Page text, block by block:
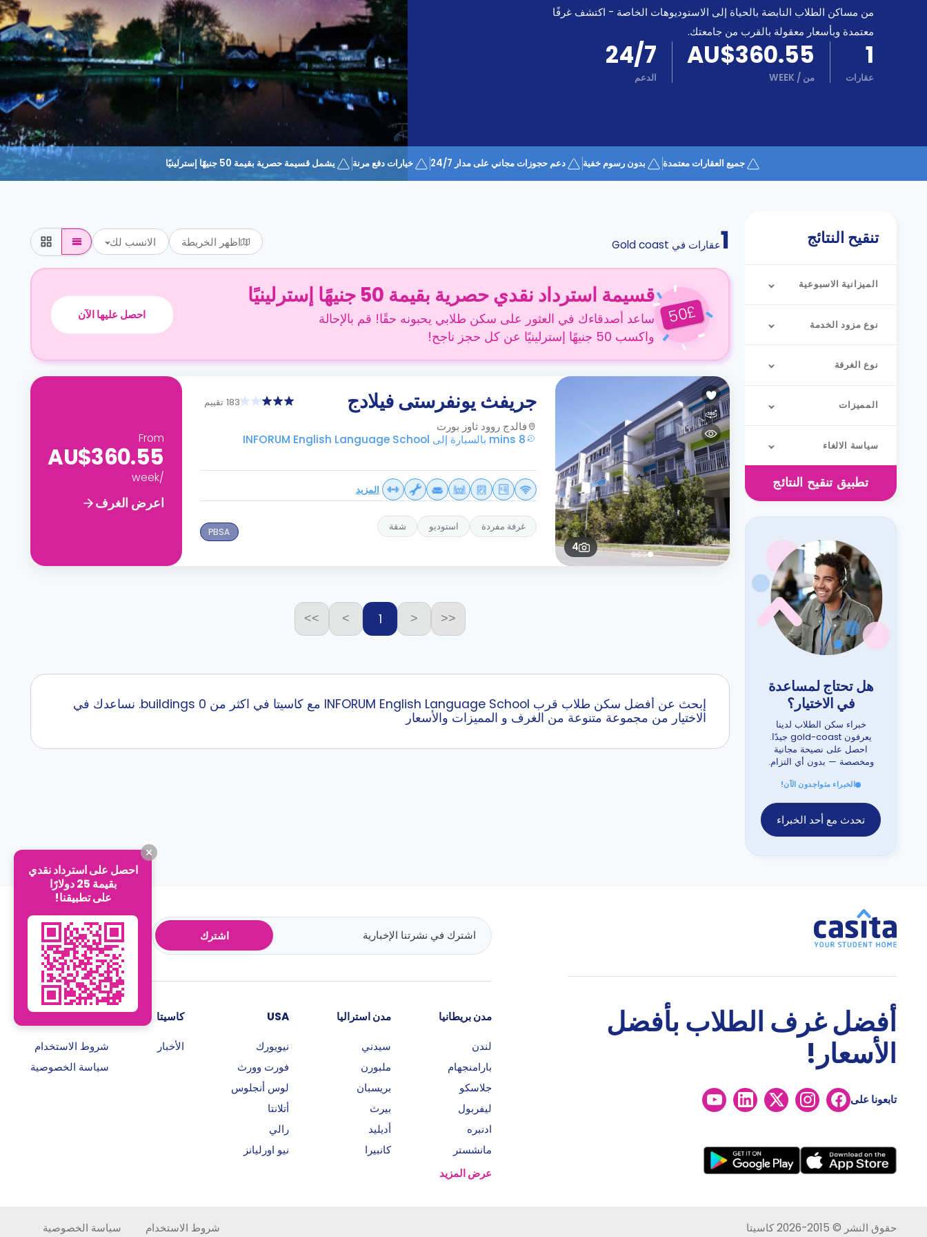
المساعدة
تعمل؟
من مساكن الطلاب النابضة بالحياة إلى الاستوديوهات الخاصة - اكتشف غرفًا
معتمدة وبأسعار معقولة بالقرب من جامعتك.
1
عقارات
AU$360.55
من /
WEEK
24/7
الدعم
جميع العقارات معتمدة بدون رسوم خفية دعم حجوزات مجاني على مدار 24/7 خيارات دفع مرنة يشمل قسيمة حصرية بقيمة 50 جنيهًا إسترلينيًا
تنقيح النتائج
الميزانية الاسبوعية
نوع مزود الخدمة
نوع الغرفة
المميزات
سياسة الالغاء
تطبيق تنقيح النتائج
هل تحتاج لمساعدة
في الاختيار؟
خبراء سكن الطلاب لدينا
يعرفون gold-coast جيدًا.
احصل على نصيحة مجانية
ومخصصة — بدون أي التزام.
الخبراء متواجدون الآن!
تحدث مع أحد الخبراء
1عقارات في Gold coast اظهر الخريطة الانسب لك
£
50
قسيمة استرداد نقدي حصرية بقيمة 50 جنيهًا إسترلينيًا
ساعد أصدقاءك في العثور على سكن طلابي يحبونه حقًا! قم بالإحالة
واكسب 50 جنيهًا إسترلينيًا عن كل حجز ناجح!
احصل عليها الآن
4
جريفث يونفرستى فيلادج 183 تقييم
فالدج روود ثاوز بورت
8 mins بالسيارة إلى INFORUM English Language School
المزيد
غرفة مفردة استوديو شقة PBSA
From
AU$360.55
/week
اعرض الغرف
<<
<
1
>
>>
إبحث عن أفضل سكن طلاب قرب INFORUM English Language School مع كاسيتا في اكثر من 0 buildings. نساعدك في
الاختيار من مجموعة متنوعة من الغرف و المميزات والأسعار
اشترك
أفضل غرف الطلاب بأفضل
الأسعار!
تابعونا على
مدن بريطانيا
لندن
بارامنجهام
جلاسكو
ليفربول
ادنبره
مانشستر
عرض المزيد
مدن استراليا
سيدني
ملبورن
بريسبان
بيرث
أديليد
كانبيرا
USA
نيويورك
فورت وورث
لوس أنجلوس
أتلانتا
رالي
نيو اورليانز
كاسيتا
الأخبار
روابط هامة
شروط الاستخدام
سياسة الخصوصية
حقوق النشر © 2015-2026 كاسيتا شروط الاستخدام سياسة الخصوصية
احصل على استرداد نقدي
بقيمة 25 دولارًا
على تطبيقنا!